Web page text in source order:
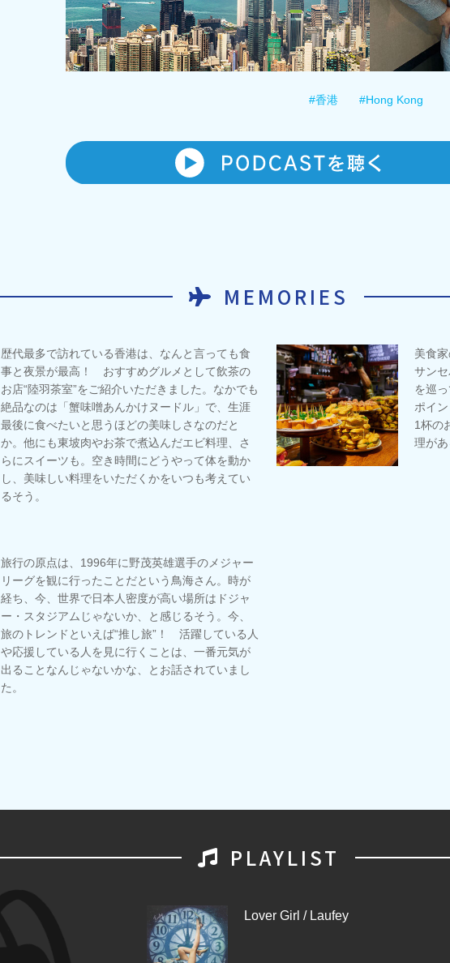
#香港 #Hong Kong
MEMORIES
歴代最多で訪れている香港は、なんと言っても食
事と夜景が最高！ おすすめグルメとして飲茶の
お店“陸羽茶室”をご紹介いただきました。なかでも
絶品なのは「蟹味噌あんかけヌードル」で、生涯
最後に食べたいと思うほどの美味しさなのだと
か。他にも東坡肉やお茶で煮込んだエビ料理、さ
らにスイーツも。空き時間にどうやって体を動か
し、美味しい料理をいただくかをいつも考えてい
るそう。
美食
サン
を巡
ポイ
1杯の
理が
旅行の原点は、1996年に野茂英雄選手のメジャー
リーグを観に行ったことだという鳥海さん。時が
経ち、今、世界で日本人密度が高い場所はドジャ
ー・スタジアムじゃないか、と感じるそう。今、
旅のトレンドといえば“推し旅”！ 活躍している人
や応援している人を見に行くことは、一番元気が
出ることなんじゃないかな、とお話されていまし
た。
PLAYLIST
Lover Girl / Laufey